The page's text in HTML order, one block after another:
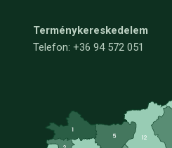
Terménykereskedelem
Telefon: +36 94 572 051